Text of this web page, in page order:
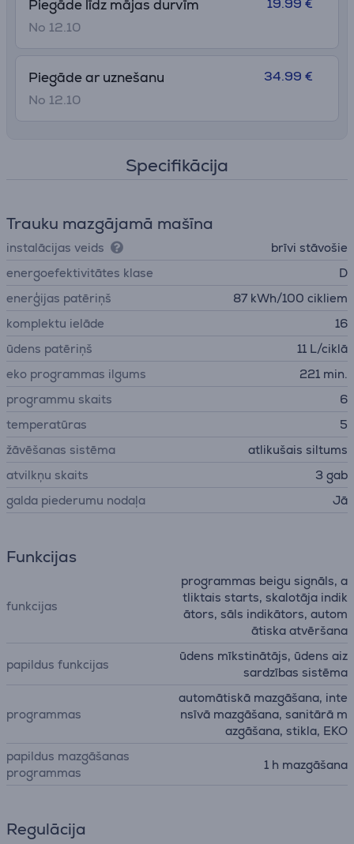
Piegāde līdz mājas durvīm
No 12.10
19.99 €
Piegāde ar uznešanu
No 12.10
34.99 €
Specifikācija
Trauku mazgājamā mašīna
instalācijas veids
brīvi stāvošie
energoefektivitātes klase
D
enerģijas patēriņš
87 kWh/100 cikliem
komplektu ielāde
16
ūdens patēriņš
11 L/ciklā
eko programmas ilgums
221 min.
programmu skaits
6
temperatūras
5
žāvēšanas sistēma
atlikušais siltums
atvilkņu skaits
3 gab
galda piederumu nodaļa
Jā
Funkcijas
funkcijas
programmas beigu signāls, a
tliktais starts, skalotāja indik
ātors, sāls indikātors, autom
ātiska atvēršana
papildus funkcijas
ūdens mīkstinātājs, ūdens aiz
sardzības sistēma
programmas
automātiskā mazgāšana, inte
nsīvā mazgāšana, sanitārā m
azgāšana, stikla, EKO
papildus mazgāšanas
programmas
1 h mazgāšana
Regulācija